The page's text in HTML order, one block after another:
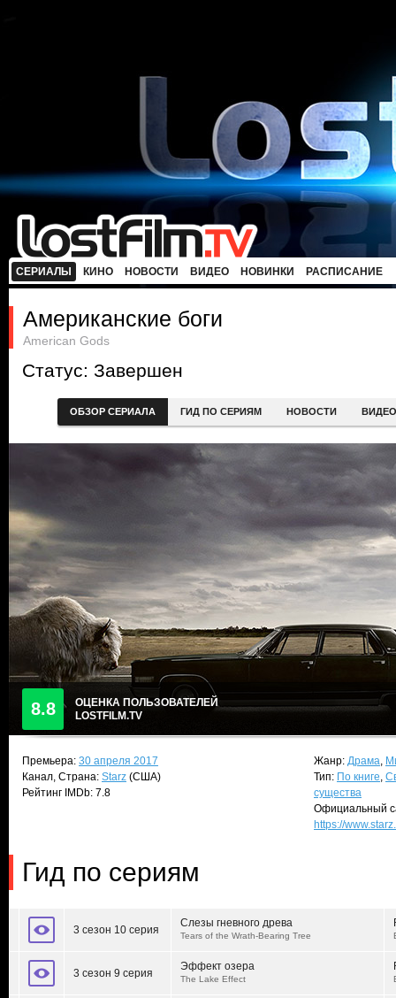
СЕРИАЛЫ КИНО НОВОСТИ ВИДЕО НОВИНКИ РАСПИСАНИЕ
Американские боги
American Gods
Статус: Завершен
ОБЗОР СЕРИАЛА ГИД ПО СЕРИЯМ НОВОСТИ ВИДЕО
8.8
ОЦЕНКА ПОЛЬЗОВАТЕЛЕЙ
LOSTFILM.TV
Премьера: 30 апреля 2017
Канал, Страна: Starz (США)
Рейтинг IMDb: 7.8
Жанр: Драма,
Тип: По книге,
существа
Официальный
https://
Гид по сериям
3 сезон 10 серия
Слезы гневного древа
Tears of the Wrath-Bearing Tree
3 сезон 9 серия
Эффект озера
The Lake Effect